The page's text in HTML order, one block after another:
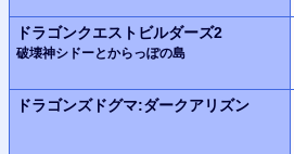
ドラゴンクエストビルダーズ2
破壊神シドーとからっぽの島
ドラゴンズドグマ:ダークアリズン